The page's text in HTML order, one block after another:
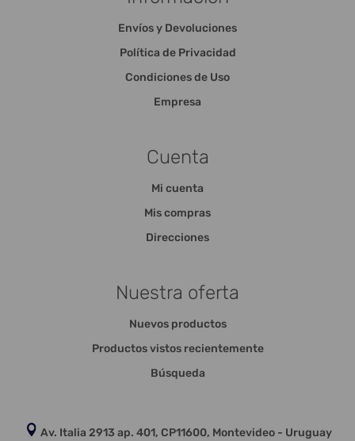
Envíos y Devoluciones
Política de Privacidad
Condiciones de Uso
Empresa
Cuenta
Mi cuenta
Mis compras
Direcciones
Nuestra oferta
Nuevos productos
Productos vistos recientemente
Búsqueda
Av. Italia 2913 ap. 401, CP11600, Montevideo - Uruguay